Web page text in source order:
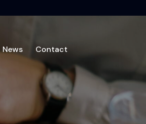
News Contact
News Contact